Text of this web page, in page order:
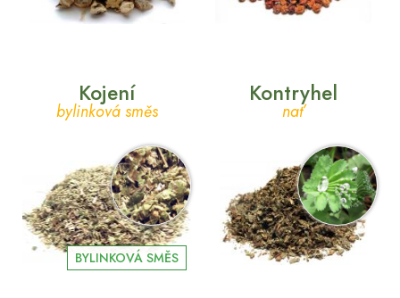
Kojení
bylinková směs
BYLINKOVÁ SMĚS
Kontryhel
nať